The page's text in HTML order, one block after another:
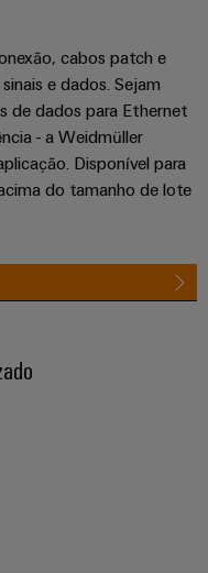
descomplicada,
rápida
cabos patch e
e dados. Sejam
de dados para Ethernet
- a Weidmüller
Disponível para
do tamanho de lote